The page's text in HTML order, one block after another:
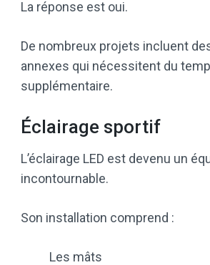
La réponse est oui.
De nombreux projets incluent
annexes qui nécessitent du
supplémentaire.
Éclairage sportif
L’éclairage LED est devenu un
incontournable.
Son installation comprend :
Les mâts